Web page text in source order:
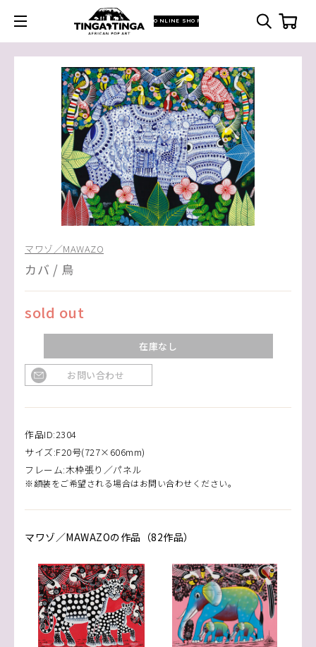
ONLINE SHOP
マワゾ／MAWAZO
カバ / 鳥
sold out
在庫なし
お問い合わせ
作品ID:2304
サイズ:F20号(727×606mm)
フレーム:木枠張り／パネル
※額装をご希望される場合はお問い合わせください。
マワゾ／MAWAZOの作品（82作品）